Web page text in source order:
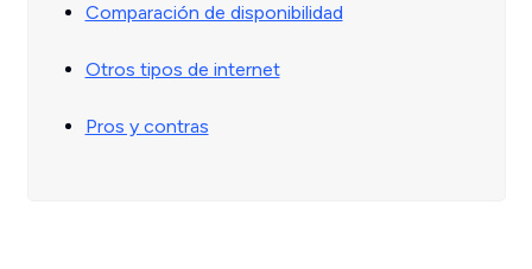
Comparación de disponibilidad
Otros tipos de internet
Pros y contras